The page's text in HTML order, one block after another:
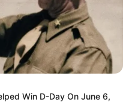
Win D-Day On June 6,